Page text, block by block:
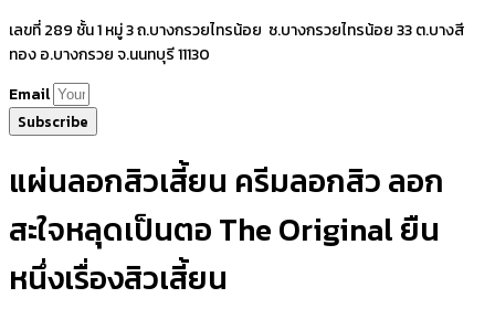
เลขที่ 289 ชั้น 1 หมู่ 3 ถ.บางกรวยไทรน้อย ซ.บางกรวยไทรน้อย 33 ต.บางสี
ทอง อ.บางกรวย จ.นนทบุรี 11130
Email
Subscribe
แผ่นลอกสิวเสี้ยน ครีมลอกสิว ลอก
สะใจหลุดเป็นตอ The Original ยืน
หนึ่งเรื่องสิวเสี้ยน